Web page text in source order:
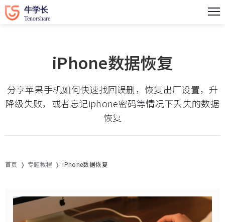
iPhone数据恢复
分享苹果手机如何快速找回误删，恢复出厂设置，升
降级失败，或者忘记iphone密码等情况下丢失的数据
恢复
首页 专题教程 iPhone数据恢复